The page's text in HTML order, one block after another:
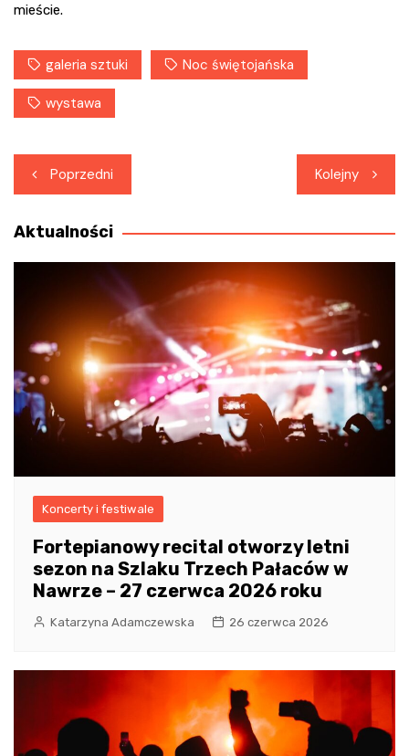
mieście.
galeria sztuki Noc świętojańska
wystawa
Nawigacja
wpisu
Poprzedni Kolejny
Aktualności
Koncerty i festiwale
Fortepianowy recital otworzy letni
sezon na Szlaku Trzech Pałaców w
Nawrze – 27 czerwca 2026 roku
Katarzyna Adamczewska 26 czerwca 2026